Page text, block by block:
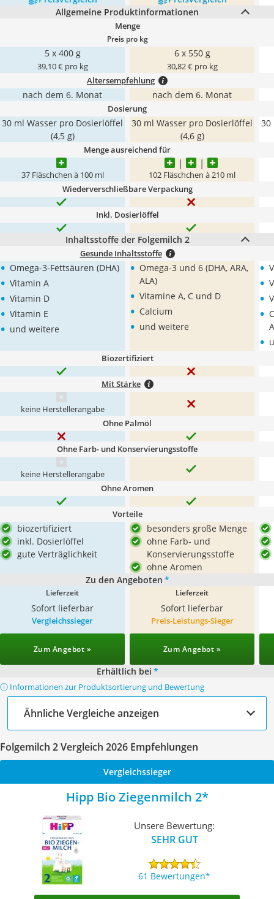
Allgemeine Produktinformationen
Menge
Preis pro kg
5 x 400 g
39,10 € pro kg
6 x 550 g
30,82 € pro kg
Altersempfehlung
nach dem 6. Monat nach dem 6. Monat
Dosierung
30 ml Wasser pro Dosierlöffel
(4,5 g)
30 ml Wasser pro Dosierlöffel
(4,6 g)
30
Menge ausreichend für
37 Fläschchen à 100 ml 102 Fläschchen à 210 ml
Wiederverschließbare Verpackung
Inkl. Dosierlöffel
Inhaltsstoffe der Folgemilch 2
Gesunde Inhaltsstoffe
• Omega-3-Fettsäuren (DHA)
• Vitamin A
• Vitamin D
• Vitamin E
• und weitere
• Omega-3 und 6 (DHA, ARA,
ALA)
• Vitamine A, C und D
• Calcium
• und weitere
•
•
•
•
•
Biozertifiziert
Mit Stärke
keine Herstellerangabe
Ohne Palmöl
Ohne Farb- und Konservierungsstoffe
keine Herstellerangabe
Ohne Aromen
Vorteile
biozertifiziert
inkl. Dosierlöffel
gute Verträglichkeit
besonders große Menge
ohne Farb- und
Konservierungsstoffe
ohne Aromen
Zu den Angeboten *
Lieferzeit
Sofort lieferbar
Lieferzeit
Sofort lieferbar
Vergleichssieger
Zum Angebot »
Preis-Leistungs-Sieger
Zum Angebot »
Erhältlich bei *
ⓘ Informationen zur Produktsortierung und Bewertung
Ähnliche Vergleiche anzeigen
Folgemilch 2 Vergleich 2026 Empfehlungen
Vergleichssieger
Hipp Bio Ziegenmilch 2
Unsere Bewertung:
SEHR GUT
61 Bewertungen